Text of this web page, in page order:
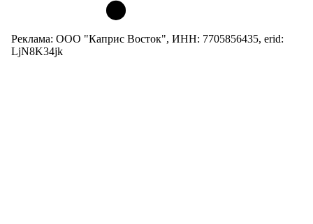
Реклама: ООО "Каприс Восток", ИНН: 7705856435, erid:
LjN8K34jk